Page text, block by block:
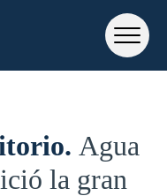
Agua
la gran